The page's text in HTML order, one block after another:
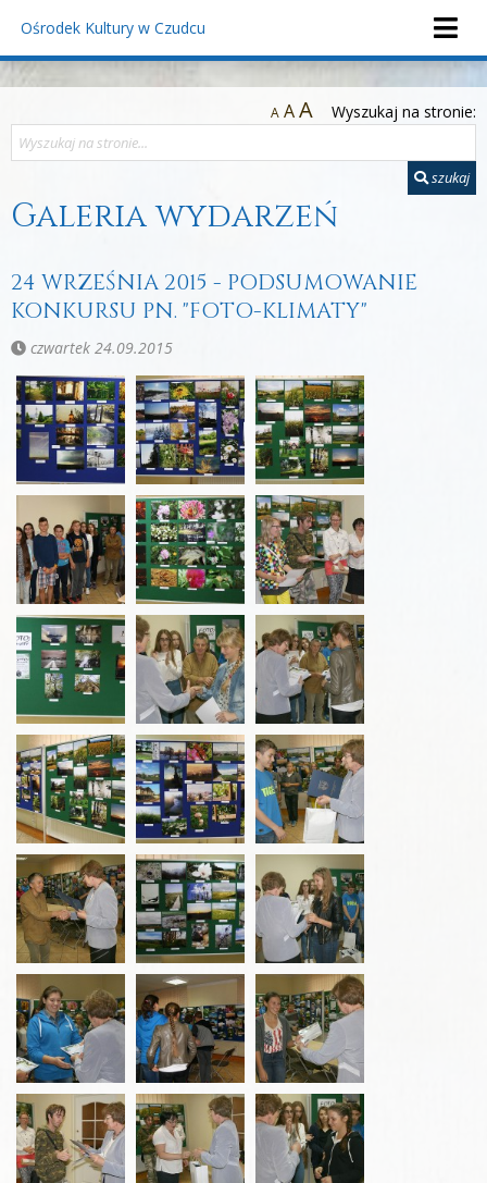
Ośrodek Kultury w Czudcu
A AA Wyszukaj na stronie:
szukaj
Galeria wydarzeń
24 WRZEŚNIA 2015 - PODSUMOWANIE
KONKURSU PN. "FOTO-KLIMATY"
czwartek 24.09.2015